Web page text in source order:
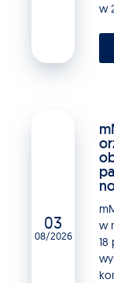
w
03
08/2026
w
18